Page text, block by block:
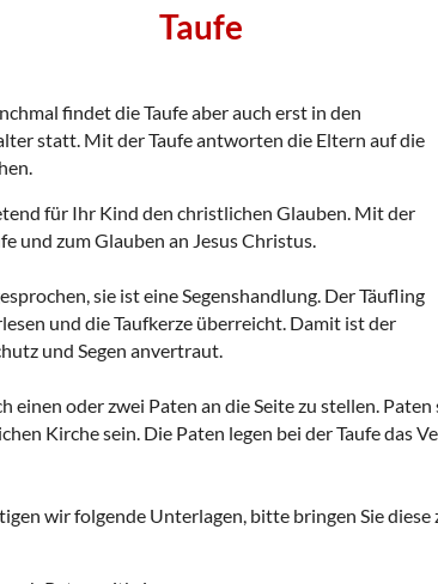
Taufe
findet die Taufe aber auch erst in den
statt. Mit der Taufe antworten die Eltern auf die
für Ihr Kind den christlichen Glauben. Mit der
und zum Glauben an Jesus Christus.
sie ist eine Segenshandlung. Der Täufling
und die Taufkerze überreicht. Damit ist der
und Segen anvertraut.
einen oder zwei Paten an die Seite zu stellen.
Kirche sein. Die Paten legen bei der Taufe das
wir folgende Unterlagen, bitte bringen Sie